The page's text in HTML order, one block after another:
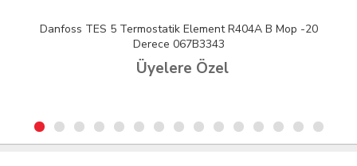
Element R404A B Mop -20
Danfoss TES 12